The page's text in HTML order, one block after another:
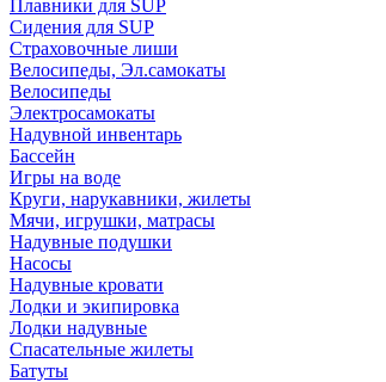
Плавники для SUP
Сидения для SUP
Страховочные лиши
Велосипеды, Эл.самокаты
Велосипеды
Электросамокаты
Надувной инвентарь
Бассейн
Игры на воде
Круги, нарукавники, жилеты
Мячи, игрушки, матрасы
Надувные подушки
Насосы
Надувные кровати
Лодки и экипировка
Лодки надувные
Спасательные жилеты
Батуты